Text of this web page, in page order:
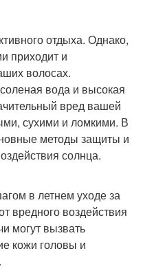
отдыха. Однако,
приходит и
волосах.
вода и высокая
вред вашей
сухими и ломкими. В
методы защиты и
солнца.
в летнем уходе за
вредного воздействия
могут вызвать
кожи головы и